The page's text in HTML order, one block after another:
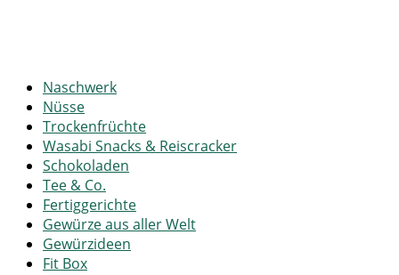
Naschwerk
Nüsse
Trockenfrüchte
Wasabi Snacks & Reiscracker
Schokoladen
Tee & Co.
Fertiggerichte
Gewürze aus aller Welt
Gewürzideen
Fit Box